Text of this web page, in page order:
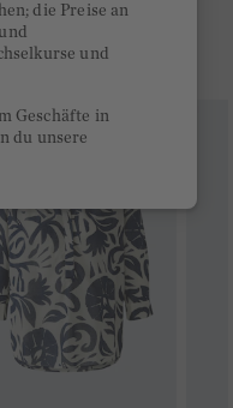
die Preise an
und
Geschäfte in
du unsere